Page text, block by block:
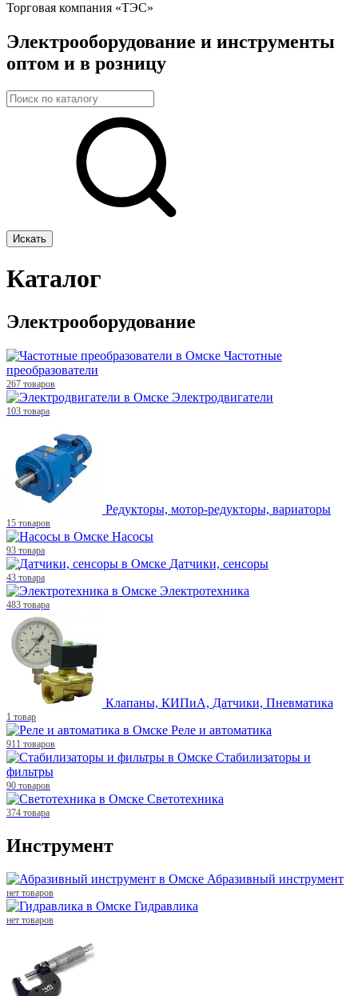
Торговая компания «ТЭС»
Электрооборудование и инструменты
оптом и в розницу
Искать
Каталог
Электрооборудование
Частотные
преобразователи
267 товаров
Электродвигатели
103 товара
Редукторы, мотор-редукторы, вариаторы
15 товаров
Насосы
93 товара
Датчики, сенсоры
43 товара
Электротехника
483 товара
Клапаны, КИПиА, Датчики, Пневматика
1 товар
Реле и автоматика
911 товаров
Стабилизаторы и
фильтры
90 товаров
Светотехника
374 товара
Инструмент
Абразивный инструмент
нет товаров
Гидравлика
нет товаров